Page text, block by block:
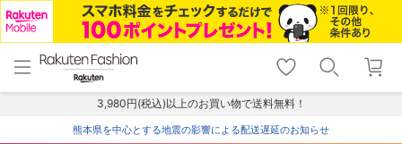
menu home
トップ
shopping_cart lock_outline
ログイン
3,980円(税込)以上のお買い物で送料無料！
熊本県を中心とする地震の影響による配送遅延のお知らせ